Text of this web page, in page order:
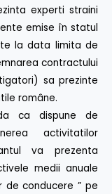
experti straini
emise în statul
la data limita de
contractului
sa prezinte
române.
ca dispune de
activitatilor
va prezenta
medii anuale
de conducere ” pe